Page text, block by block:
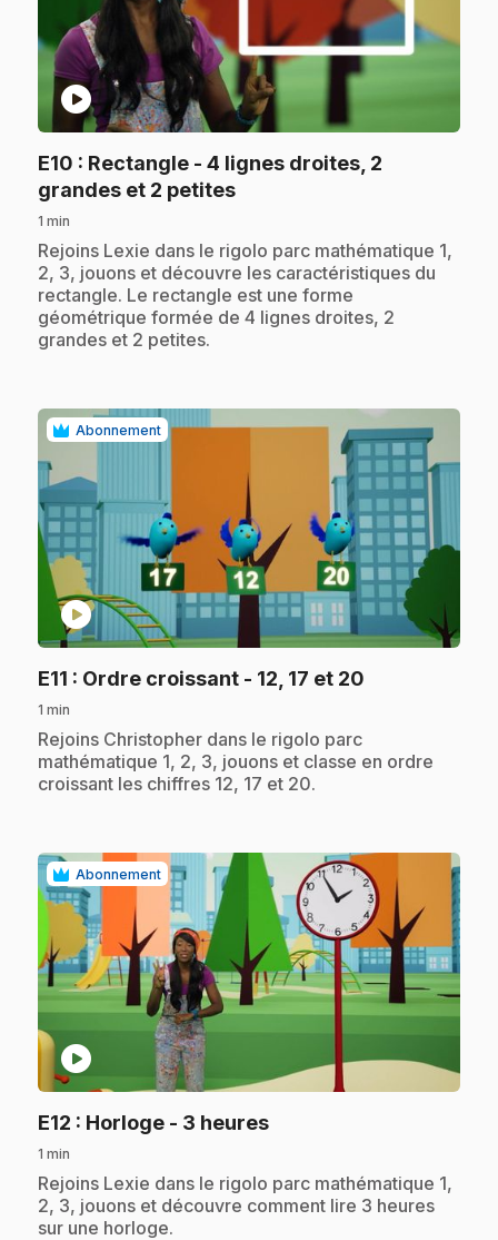
play_circle
E10 : Rectangle - 4 lignes droites, 2
grandes et 2 petites.
1 min
.Rejoins Lexie dans le rigolo parc mathématique 1,
2, 3, jouons et découvre les caractéristiques du
rectangle. Le rectangle est une forme
géométrique formée de 4 lignes droites, 2
grandes et 2 petites.
Abonnement
play_circle
E11 : Ordre croissant - 12, 17 et 20
1 min
.Rejoins Christopher dans le rigolo parc
mathématique 1, 2, 3, jouons et classe en ordre
croissant les chiffres 12, 17 et 20.
Abonnement
play_circle
E12 : Horloge - 3 heures.
1 min
.Rejoins Lexie dans le rigolo parc mathématique 1,
2, 3, jouons et découvre comment lire 3 heures
sur une horloge.